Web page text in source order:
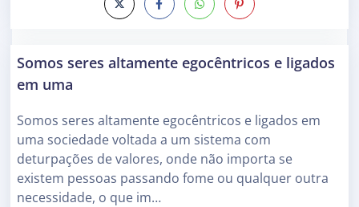
Somos seres altamente egocêntricos e ligados
em uma
Somos seres altamente egocêntricos e ligados em
uma sociedade voltada a um sistema com
deturpações de valores, onde não importa se
existem pessoas passando fome ou qualquer outra
necessidade, o que im…